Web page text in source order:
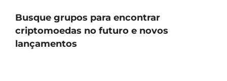
Busque grupos para encontrar
criptomoedas no futuro e novos
lançamentos